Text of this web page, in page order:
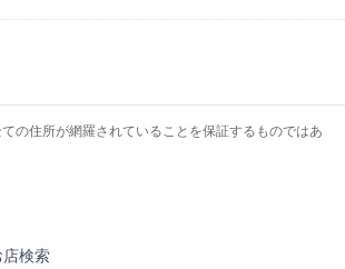
の住所が網羅されていることを保証するものではあ
店検索